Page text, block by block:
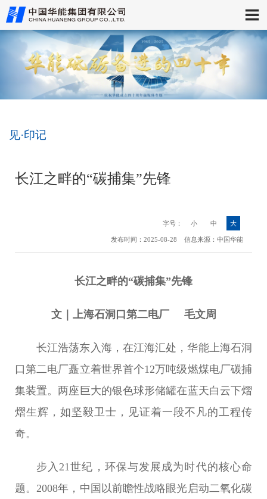
见·印记
长江之畔的“碳捕集”先锋
字号： 小 中 大
发布时间：2025-08-28 信息来源：中国华能
长江之畔的“碳捕集”先锋
文｜上海石洞口第二电厂 毛文周
长江浩荡东入海，在江海汇处，华能上海石洞
口第二电厂矗立着世界首个12万吨级燃煤电厂碳捕
集装置。两座巨大的银色球形储罐在蓝天白云下熠
熠生辉，如坚毅卫士，见证着一段不凡的工程传
奇。
步入21世纪，环保与发展成为时代的核心命
题。2008年，中国以前瞻性战略眼光启动二氧化碳